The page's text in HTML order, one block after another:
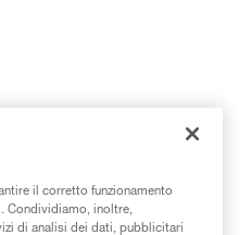
la realtà.
il corretto funzionamento
Condividiamo, inoltre,
di analisi dei dati, pubblicitari